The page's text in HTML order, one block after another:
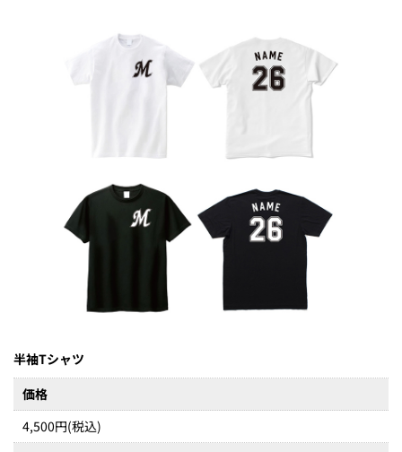
半袖Tシャツ
価格
4,500円(税込)